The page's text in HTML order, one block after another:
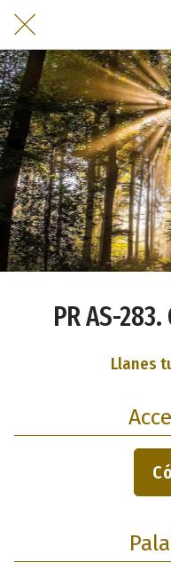
PR AS-
Llanes